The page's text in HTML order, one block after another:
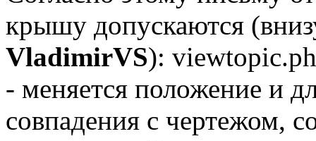
крышу допускаются
VladimirVS):
- меняется положение и
совпадения с чертежом,